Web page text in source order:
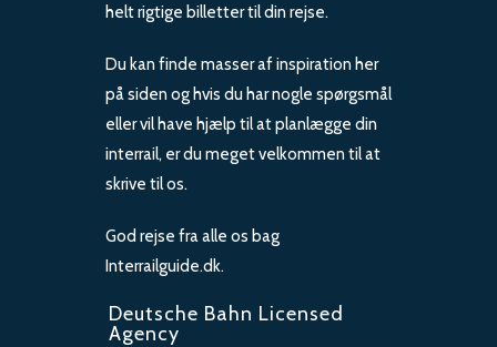
helt rigtige billetter til din rejse.
Du kan finde masser af inspiration her
på siden og hvis du har nogle spørgsmål
eller vil have hjælp til at planlægge din
interrail, er du meget velkommen til at
skrive til os.
God rejse fra alle os bag
Interrailguide.dk.
Deutsche Bahn Licensed
Agency